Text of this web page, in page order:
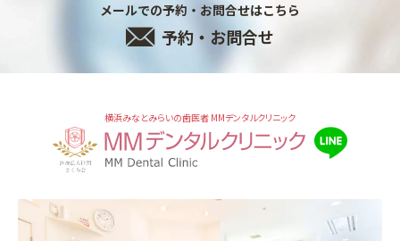
メールでの予約・お問合せはこちら
予約・お問合せ
横浜みなとみらいの歯医者 MMデンタルクリニック